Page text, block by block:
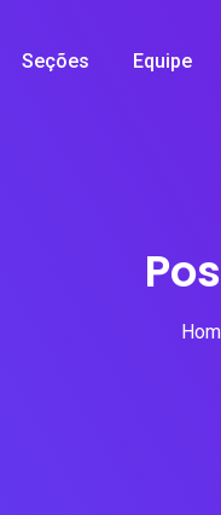
Seções Equipe